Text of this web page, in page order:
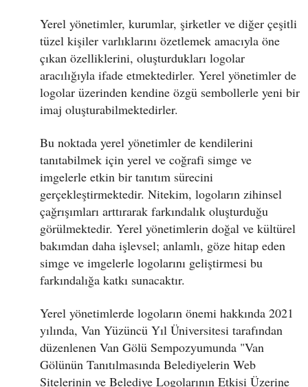
Yerel yönetimler, kurumlar, şirketler ve diğer çeşitli
tüzel kişiler varlıklarını özetlemek amacıyla öne
çıkan özelliklerini, oluşturdukları logolar
aracılığıyla ifade etmektedirler. Yerel yönetimler de
logolar üzerinden kendine özgü sembollerle yeni bir
imaj oluşturabilmektedirler.
Bu noktada yerel yönetimler de kendilerini
tanıtabilmek için yerel ve coğrafi simge ve
imgelerle etkin bir tanıtım sürecini
gerçekleştirmektedir. Nitekim, logoların zihinsel
çağrışımları arttırarak farkındalık oluşturduğu
görülmektedir. Yerel yönetimlerin doğal ve kültürel
bakımdan daha işlevsel; anlamlı, göze hitap eden
simge ve imgelerle logolarını geliştirmesi bu
farkındalığa katkı sunacaktır.
Yerel yönetimlerde logoların önemi hakkında 2021
yılında, Van Yüzüncü Yıl Üniversitesi tarafından
düzenlenen Van Gölü Sempozyumunda "Van
Gölünün Tanıtılmasında Belediyelerin Web
Sitelerinin ve Belediye Logolarının Etkisi Üzerine